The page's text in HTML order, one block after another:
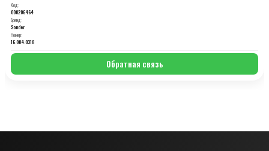
Код:
000206464
Бренд:
Sonder
Номер:
16.004.0318
Обратная связь